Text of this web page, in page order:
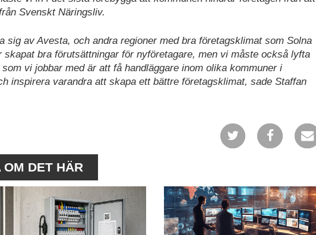
Svenskt Näringsliv.
sig av Avesta, och andra regioner med bra företagsklimat som Solna
bra förutsättningar för nyföretagare, men vi måste också lyfta
vi jobbar med är att få handläggare inom olika kommuner i
inspirera varandra att skapa ett bättre företagsklimat, sade Staffan
DET HÄR